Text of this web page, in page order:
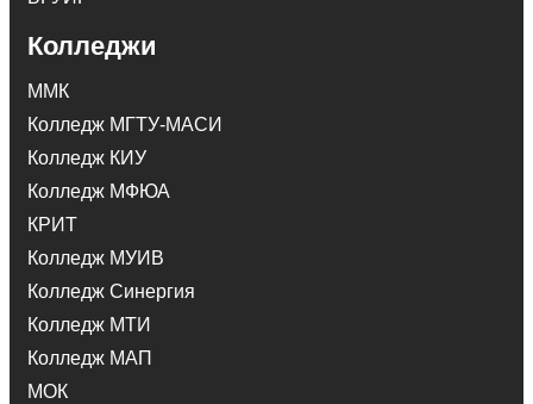
Колледжи
ММК
Колледж МГТУ-МАСИ
Колледж КИУ
Колледж МФЮА
КРИТ
Колледж МУИВ
Колледж Синергия
Колледж МТИ
Колледж МАП
МОК